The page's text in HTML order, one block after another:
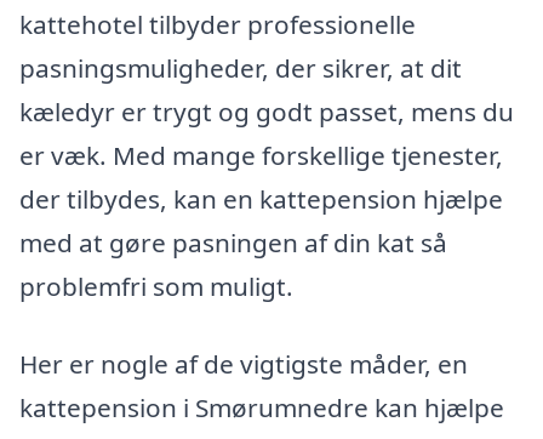
kattehotel tilbyder professionelle
pasningsmuligheder, der sikrer, at dit
kæledyr er trygt og godt passet, mens du
er væk. Med mange forskellige tjenester,
der tilbydes, kan en kattepension hjælpe
med at gøre pasningen af din kat så
problemfri som muligt.
Her er nogle af de vigtigste måder, en
kattepension i Smørumnedre kan hjælpe